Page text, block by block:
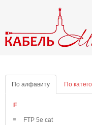
По алфавиту По
F
FTP 5e cat